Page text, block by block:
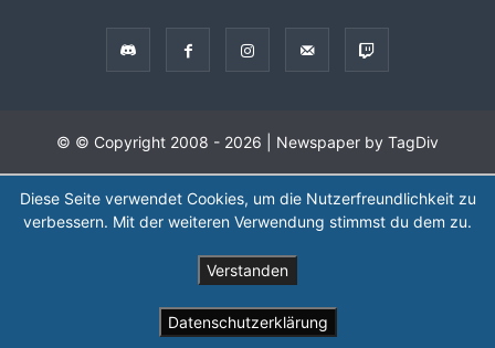
© © Copyright 2008 - 2026 | Newspaper by TagDiv
Diese Seite verwendet Cookies, um die Nutzerfreundlichkeit zu
verbessern. Mit der weiteren Verwendung stimmst du dem zu.
Verstanden
Datenschutzerklärung